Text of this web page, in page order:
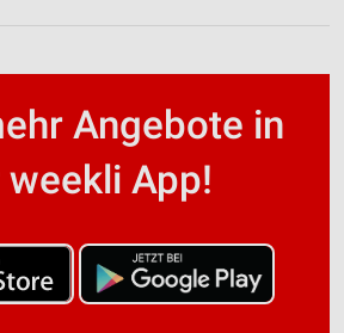
Angebote in
weekli App!